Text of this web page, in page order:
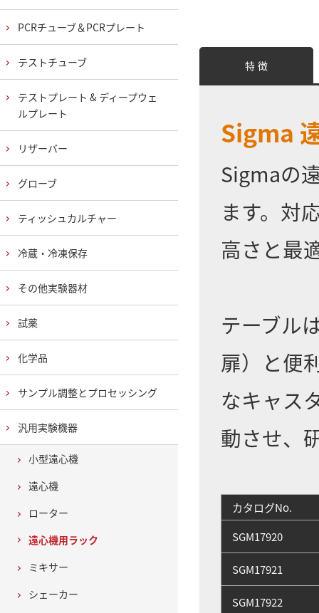
特 徴
Sigma
Sigmaの
ます。対
高さと最
テーブル
扉）と便
なキャス
動させ、
カタログNo.
SGM17920
SGM17921
SGM17922
PCRチューブ＆PCRプレート
テストチューブ
テストプレート & ディープウェ
ルプレート
リザーバー
グローブ
ティッシュカルチャー
冷蔵・冷凍保存
その他実験器材
試薬
化学品
サンプル調整とプロセッシング
汎用実験機器
小型遠心機
遠心機
ローター
遠心機用ラック
ミキサー
シェーカー